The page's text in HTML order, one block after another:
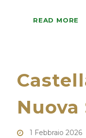
READ MORE
Nuova
1 Febbraio 2026